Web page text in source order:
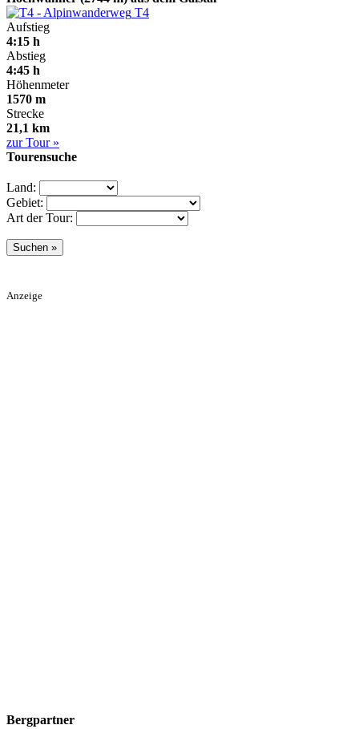
T4
Aufstieg
4:15 h
Abstieg
4:45 h
Höhenmeter
1570 m
Strecke
21,1 km
zur Tour »
Tourensuche
Land:
Gebiet:
Art der Tour:
Anzeige
Bergpartner